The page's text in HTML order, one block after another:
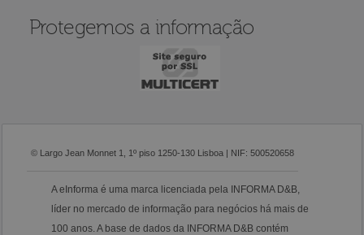
Protegemos a informação
© Largo Jean Monnet 1, 1º piso 1250-130 Lisboa | NIF: 500520658
A eInforma é uma marca licenciada pela INFORMA D&B,
líder no mercado de informação para negócios há mais de
100 anos. A base de dados da INFORMA D&B contém